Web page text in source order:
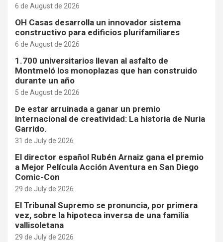
6 de August de 2026
OH Casas desarrolla un innovador sistema
constructivo para edificios plurifamiliares
6 de August de 2026
1.700 universitarios llevan al asfalto de
Montmeló los monoplazas que han construido
durante un año
5 de August de 2026
De estar arruinada a ganar un premio
internacional de creatividad: La historia de Nuria
Garrido.
31 de July de 2026
El director español Rubén Arnaiz gana el premio
a Mejor Película Acción Aventura en San Diego
Comic-Con
29 de July de 2026
El Tribunal Supremo se pronuncia, por primera
vez, sobre la hipoteca inversa de una familia
vallisoletana
29 de July de 2026